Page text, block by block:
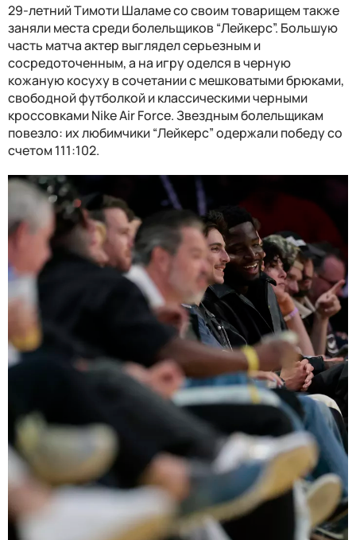
29-летний Тимоти Шаламе со своим товарищем также
заняли места среди болельщиков “Лейкерс”. Большую
часть матча актер выглядел серьезным и
сосредоточенным, а на игру оделся в черную
кожаную косуху в сочетании с мешковатыми брюками,
свободной футболкой и классическими черными
кроссовками Nike Air Force. Звездным болельщикам
повезло: их любимчики “Лейкерс” одержали победу со
счетом 111:102.